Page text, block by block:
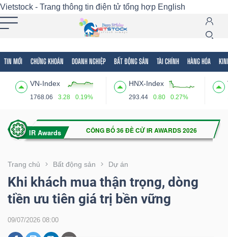
Vietstock - Trang thông tin điện tử tổng hợp English
TIN MỚI CHỨNG KHOÁN DOANH NGHIỆP BẤT ĐỘNG SẢN TÀI CHÍNH HÀNG HÓA
VN-Index
1768.06 3.28 0.19%
HNX-Index
293.44 0.80 0.27%
Trang chủ Bất động sản Dự án
Khi khách mua thận trọng, dòng
tiền ưu tiên giá trị bền vững
09/07/2026 08:00
Tất cả Tính năng Ngành Mã chứng khoán
Tính
(-)
VIETSTOCK
CHỨNG